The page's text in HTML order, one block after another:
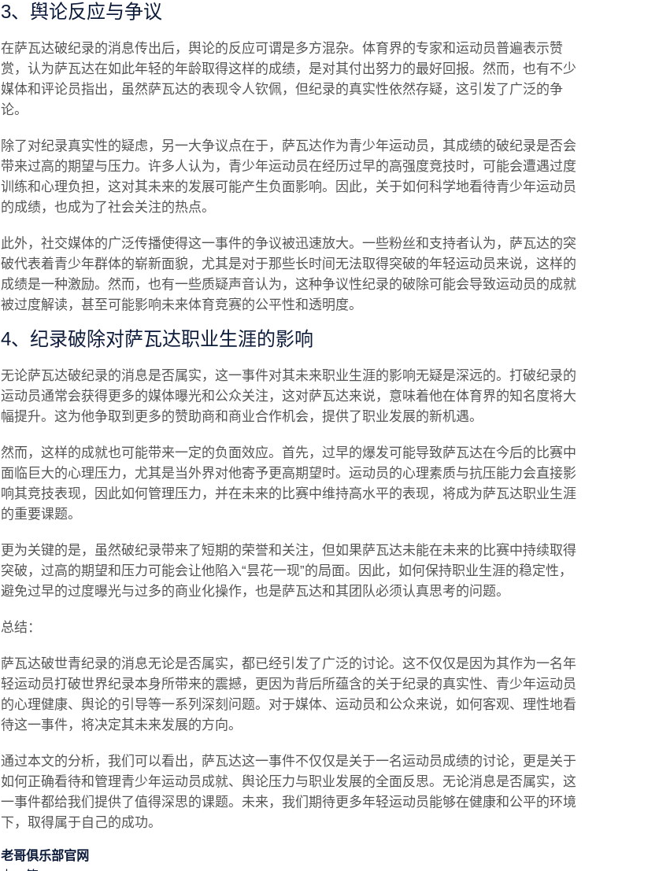
3、舆论反应与争议
在萨瓦达破纪录的消息传出后，舆论的反应可谓是多方混杂。体育界的专家和运动员普遍表示赞
赏，认为萨瓦达在如此年轻的年龄取得这样的成绩，是对其付出努力的最好回报。然而，也有不少
媒体和评论员指出，虽然萨瓦达的表现令人钦佩，但纪录的真实性依然存疑，这引发了广泛的争
论。
除了对纪录真实性的疑虑，另一大争议点在于，萨瓦达作为青少年运动员，其成绩的破纪录是否会
带来过高的期望与压力。许多人认为，青少年运动员在经历过早的高强度竞技时，可能会遭遇过度
训练和心理负担，这对其未来的发展可能产生负面影响。因此，关于如何科学地看待青少年运动员
的成绩，也成为了社会关注的热点。
此外，社交媒体的广泛传播使得这一事件的争议被迅速放大。一些粉丝和支持者认为，萨瓦达的突
破代表着青少年群体的崭新面貌，尤其是对于那些长时间无法取得突破的年轻运动员来说，这样的
成绩是一种激励。然而，也有一些质疑声音认为，这种争议性纪录的破除可能会导致运动员的成就
被过度解读，甚至可能影响未来体育竞赛的公平性和透明度。
4、纪录破除对萨瓦达职业生涯的影响
无论萨瓦达破纪录的消息是否属实，这一事件对其未来职业生涯的影响无疑是深远的。打破纪录的
运动员通常会获得更多的媒体曝光和公众关注，这对萨瓦达来说，意味着他在体育界的知名度将大
幅提升。这为他争取到更多的赞助商和商业合作机会，提供了职业发展的新机遇。
然而，这样的成就也可能带来一定的负面效应。首先，过早的爆发可能导致萨瓦达在今后的比赛中
面临巨大的心理压力，尤其是当外界对他寄予更高期望时。运动员的心理素质与抗压能力会直接影
响其竞技表现，因此如何管理压力，并在未来的比赛中维持高水平的表现，将成为萨瓦达职业生涯
的重要课题。
更为关键的是，虽然破纪录带来了短期的荣誉和关注，但如果萨瓦达未能在未来的比赛中持续取得
突破，过高的期望和压力可能会让他陷入“昙花一现”的局面。因此，如何保持职业生涯的稳定性，
避免过早的过度曝光与过多的商业化操作，也是萨瓦达和其团队必须认真思考的问题。
总结：
萨瓦达破世青纪录的消息无论是否属实，都已经引发了广泛的讨论。这不仅仅是因为其作为一名年
轻运动员打破世界纪录本身所带来的震撼，更因为背后所蕴含的关于纪录的真实性、青少年运动员
的心理健康、舆论的引导等一系列深刻问题。对于媒体、运动员和公众来说，如何客观、理性地看
待这一事件，将决定其未来发展的方向。
通过本文的分析，我们可以看出，萨瓦达这一事件不仅仅是关于一名运动员成绩的讨论，更是关于
如何正确看待和管理青少年运动员成就、舆论压力与职业发展的全面反思。无论消息是否属实，这
一事件都给我们提供了值得深思的课题。未来，我们期待更多年轻运动员能够在健康和公平的环境
下，取得属于自己的成功。
老哥俱乐部官网